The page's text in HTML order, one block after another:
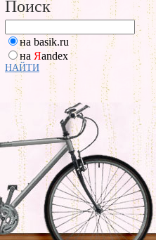
Поиск
на basik.ru
на Яandex
НАЙТИ